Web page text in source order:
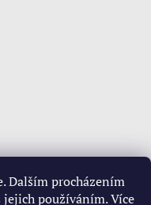
Dalším procházením
používáním. Více